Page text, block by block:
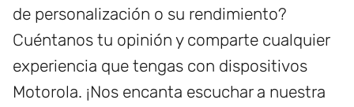
de personalización o su rendimiento?
Cuéntanos tu opinión y comparte cualquier
experiencia que tengas con dispositivos
Motorola. ¡Nos encanta escuchar a nuestra